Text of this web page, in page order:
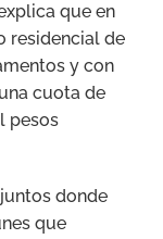
que en
residencial de
y con
cuota de
pesos
donde
que